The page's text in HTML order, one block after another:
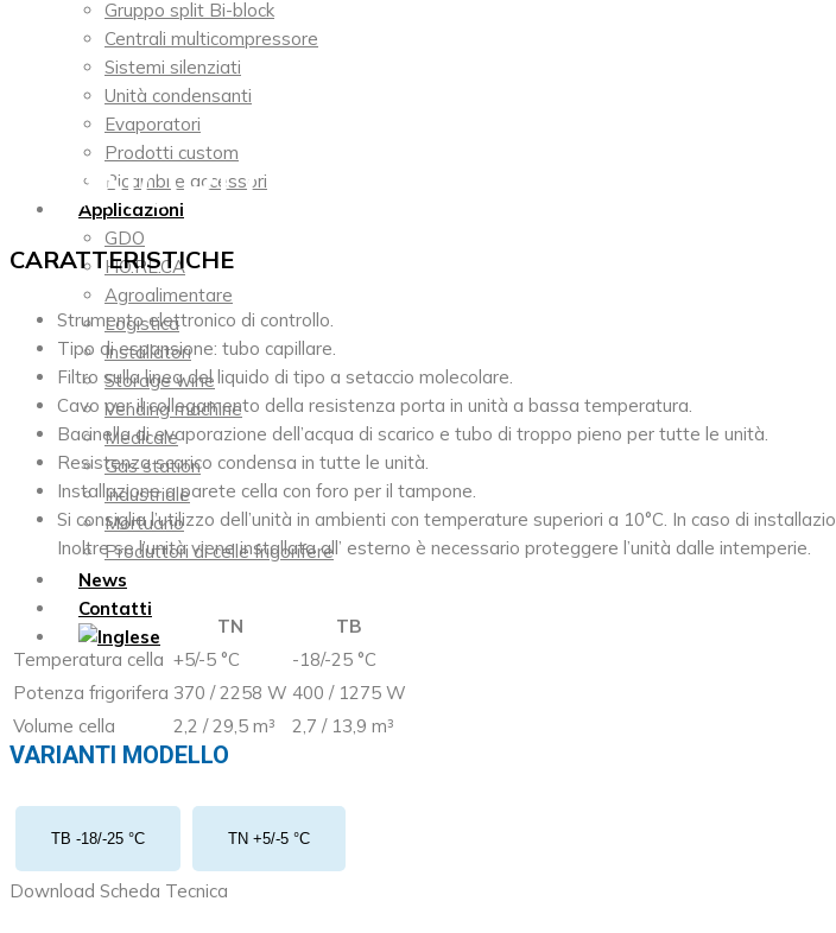
Gruppo split Bi-block
Centrali multicompressore
Sistemi silenziati
Unità condensanti
Evaporatori
Prodotti custom
Ricambi e accessori​
Applicazioni
GDO
HO.RE.CA
Agroalimentare
Logistica
Installatori
Storage wine
Vending machine
Medicale
Gas station
Industriale
Mortuario
Produttori di celle frigorifere
News
Contatti
MONOBLOCCO TS
CARATTERISTICHE
Strumento elettronico di controllo.
Tipo di espansione: tubo capillare.
Filtro sulla linea del liquido di tipo a setaccio molecolare.
Cavo per il collegamento della resistenza porta in unità a bassa temperatura.
Bacinella di evaporazione dell’acqua di scarico e tubo di troppo pieno per tutte le unità.
Resistenza scarico condensa in tutte le unità.
Installazione a parete cella con foro per il tampone.
Si consiglia l’utilizzo dell’unità in ambienti con temperature superiori a 10°C. In caso di
Inoltre se l’unità viene installata all’ esterno è necessario proteggere l’unità dalle intemperie.
TN
TB
Temperatura cella +5/-5 °C
-18/-25 °C
Potenza frigorifera 370 / 2258 W 400 / 1275 W
Volume cella
2,2 / 29,5 m³ 2,7 / 13,9 m³
VARIANTI MODELLO
TB -18/-25 °C TN +5/-5 °C
Download Scheda Tecnica